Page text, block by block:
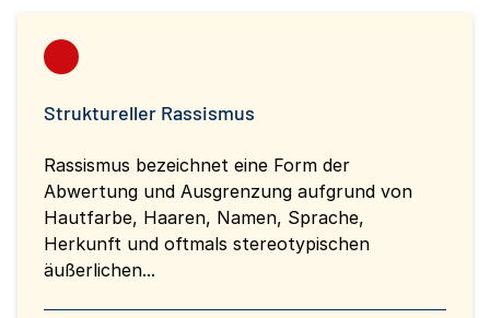
Struktureller Rassismus
Rassismus bezeichnet eine Form der
Abwertung und Ausgrenzung aufgrund von
Hautfarbe, Haaren, Namen, Sprache,
Herkunft und oftmals stereotypischen
äußerlichen...